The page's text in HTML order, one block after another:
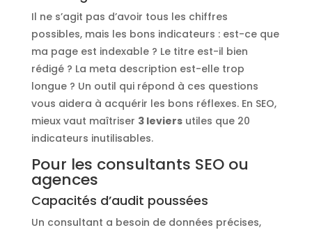
Il ne s’agit pas d’avoir tous les chiffres
possibles, mais les bons indicateurs : est-ce que
ma page est indexable ? Le titre est-il bien
rédigé ? La meta description est-elle trop
longue ? Un outil qui répond à ces questions
vous aidera à acquérir les bons réflexes. En SEO,
mieux vaut maîtriser 3 leviersutiles que 20
indicateurs inutilisables.
Pour les consultants SEO ou
agences
Capacités d’audit poussées
Un consultant a besoin de données précises,